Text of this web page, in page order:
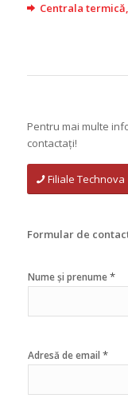
Centrala
Pentru mai multe
contactați!
Filiale Technova
Formular de
Nume și prenume*
Adresă de email *